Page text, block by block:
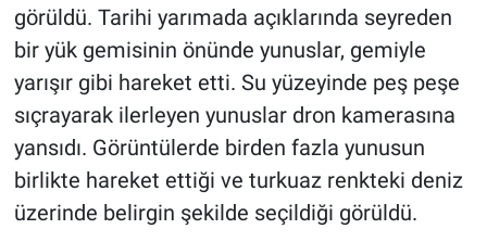
görüldü. Tarihi yarımada açıklarında seyreden
bir yük gemisinin önünde yunuslar, gemiyle
yarışır gibi hareket etti. Su yüzeyinde peş peşe
sıçrayarak ilerleyen yunuslar dron kamerasına
yansıdı. Görüntülerde birden fazla yunusun
birlikte hareket ettiği ve turkuaz renkteki deniz
üzerinde belirgin şekilde seçildiği görüldü.